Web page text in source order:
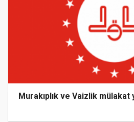
Murakıplık ve Vaizlik mülakat